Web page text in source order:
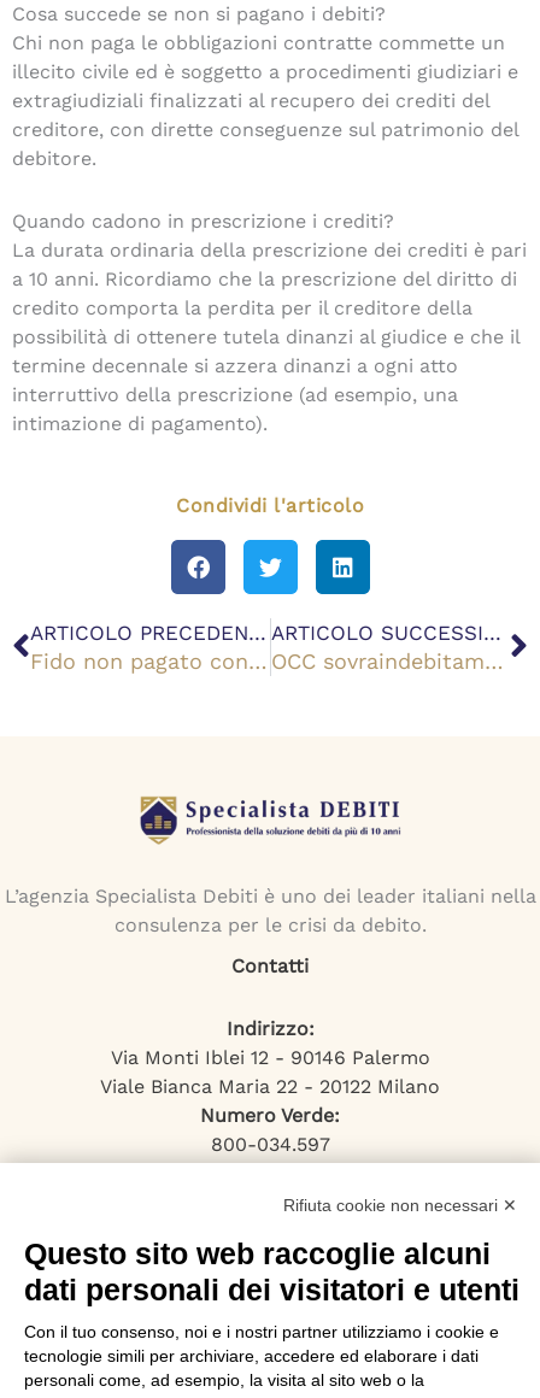
Cosa succede se non si pagano i debiti?
Chi non paga le obbligazioni contratte commette un
illecito civile ed è soggetto a procedimenti giudiziari e
extragiudiziali finalizzati al recupero dei crediti del
creditore, con dirette conseguenze sul patrimonio del
debitore.
Quando cadono in prescrizione i crediti?
La durata ordinaria della prescrizione dei crediti è pari
a 10 anni. Ricordiamo che la prescrizione del diritto di
credito comporta la perdita per il creditore della
possibilità di ottenere tutela dinanzi al giudice e che il
termine decennale si azzera dinanzi a ogni atto
interruttivo della prescrizione (ad esempio, una
intimazione di pagamento).
Condividi l'articolo
Precedente ARTICOLO PRECEDENTE
Fido non pagato conseguenze per il debitore
ARTICOLO SUCCESSIVO
OCC sovraindebitamento: tutto quello che c’è da sapere
L’agenzia Specialista Debiti è uno dei leader italiani nella
consulenza per le crisi da debito.
Contatti
Indirizzo:
Via Monti Iblei 12 - 90146 Palermo
Viale Bianca Maria 22 - 20122 Milano
Numero Verde:
800-034.597
contattaci@specialistadebiti.it
I nostri servizi
Esdebitamento
Legge 3
Consolidamento Debiti
Sovraindebitamento
Rifiuta cookie non necessari ✕
Questo sito web raccoglie alcuni
dati personali dei visitatori e utenti
Con il tuo consenso, noi e i nostri partner utilizziamo i cookie e
tecnologie simili per archiviare, accedere ed elaborare i dati
personali come, ad esempio, la visita al sito web o la